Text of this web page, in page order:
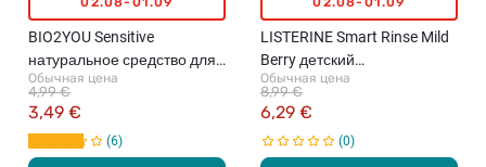
BIO2YOU Sensitive
натуральное средство для
ополаскивания рта, 500мл
Обычная цена
3,49 €
4,99 €
6
LISTERINE Smart Rinse Mild
Berry детский
ополаскиватель для
полости рта, 500мл
Обычная цена
6,29 €
8,99 €
0